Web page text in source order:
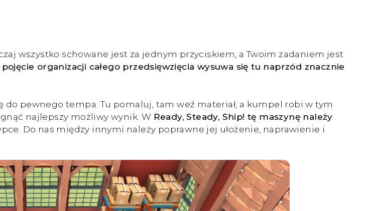
wszystko schowane jest za jednym przyciskiem, a Twoim zadaniem jest
pojęcie organizacji całego przedsięwzięcia wysuwa się tu naprzód znacznie
pewnego tempa. Tu pomaluj, tam weź materiał, a kumpel robi w tym
najlepszy możliwy wynik. W Ready, Steady, Ship! tę maszynę należy
Do nas między innymi należy poprawne jej ułożenie, naprawienie i